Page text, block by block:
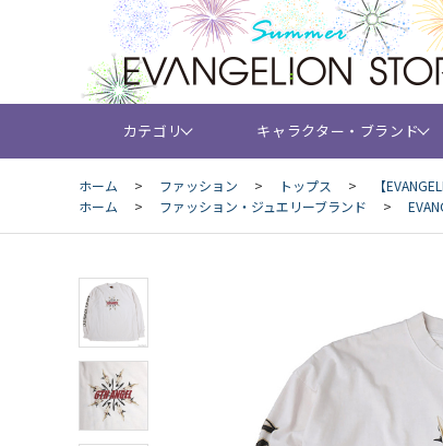
カテゴリ キャラクター・ブランド
ホーム > ファッション > トップス >
【
ホーム
> ファッション・ジュエリーブランド >